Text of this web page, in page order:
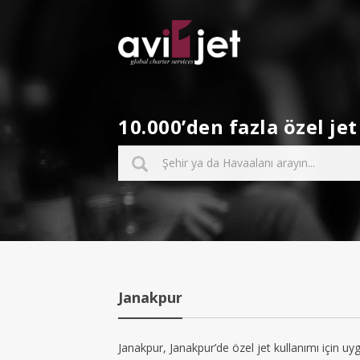
10.000’den fazla özel
Janakpur
Janakpur, Janakpur’de özel jet kullanımı için